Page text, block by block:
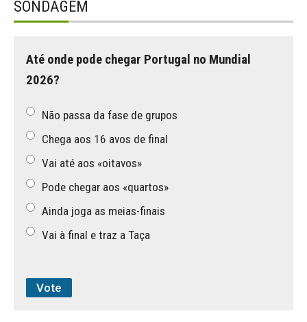
SONDAGEM
Até onde pode chegar Portugal no Mundial
2026?
Não passa da fase de grupos
Chega aos 16 avos de final
Vai até aos «oitavos»
Pode chegar aos «quartos»
Ainda joga as meias-finais
Vai à final e traz a Taça